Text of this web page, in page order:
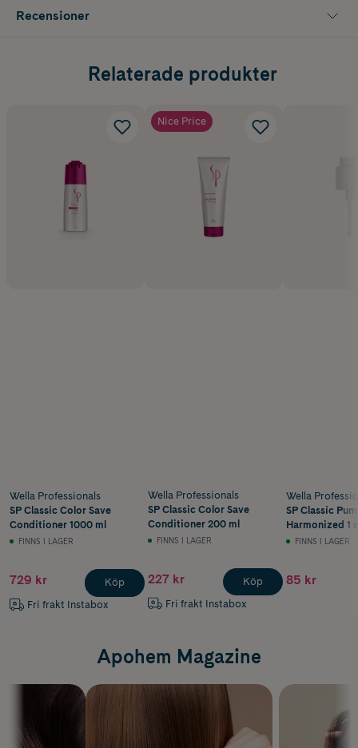
Recensioner
Relaterade produkter
Wella Professionals
SP Classic Color Save
Conditioner 1000 ml
FINNS I LAGER
729 kr
Fri frakt Instabox
Köp
Nice Price
Wella Professionals
SP Classic Color Save
Conditioner 200 ml
FINNS I LAGER
227 kr
Fri frakt Instabox
Köp
Wella
SP Classic
Harmonized 1
FINNS I LAGER
85 kr
Apohem Magazine